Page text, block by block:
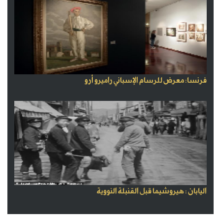
فرنسا: معرض للرسام الإسباني راميرو أرو
اليابان : هيروشيما قبل القنبلة النووية